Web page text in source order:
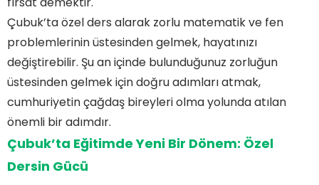
Çubuk’ta özel ders alarak zorlu matematik ve fen
problemlerinin üstesinden gelmek, hayatınızı
değiştirebilir. Şu an içinde bulunduğunuz zorluğun
üstesinden gelmek için doğru adımları atmak,
cumhuriyetin çağdaş bireyleri olma yolunda atılan
önemli bir adımdır.
Çubuk’ta Eğitimde Yeni Bir Dönem: Özel
Dersin Gücü